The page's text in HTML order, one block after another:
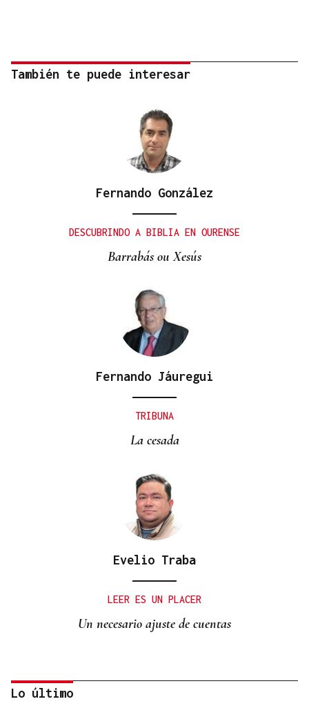
También te puede interesar
Fernando González
DESCUBRINDO A BIBLIA EN OURENSE
Barrabás ou Xesús
Fernando Jáuregui
TRIBUNA
La cesada
Evelio Traba
LEER ES UN PLACER
Un necesario ajuste de cuentas
Lo último